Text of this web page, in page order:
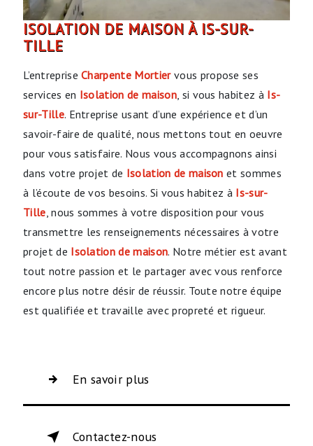
ISOLATION DE MAISON À IS-SUR-
TILLE
L’entrepriseCharpente Mortiervous propose ses
services en Isolation de maison, si vous habitez à Is-
sur-Tille. Entreprise usant d’une expérience et d’un
savoir-faire de qualité, nous mettons tout en oeuvre
pour vous satisfaire. Nous vous accompagnons ainsi
dans votre projet de Isolation de maison et sommes
à l’écoute de vos besoins. Si vous habitez à Is-sur-
Tille , nous sommes à votre disposition pour vous
transmettre les renseignements nécessaires à votre
projet de Isolation de maison. Notre métier est avant
tout notre passion et le partager avec vous renforce
encore plus notre désir de réussir. Toute notre équipe
est qualifiée et travaille avec propreté et rigueur.
En savoir plus
Contactez-nous